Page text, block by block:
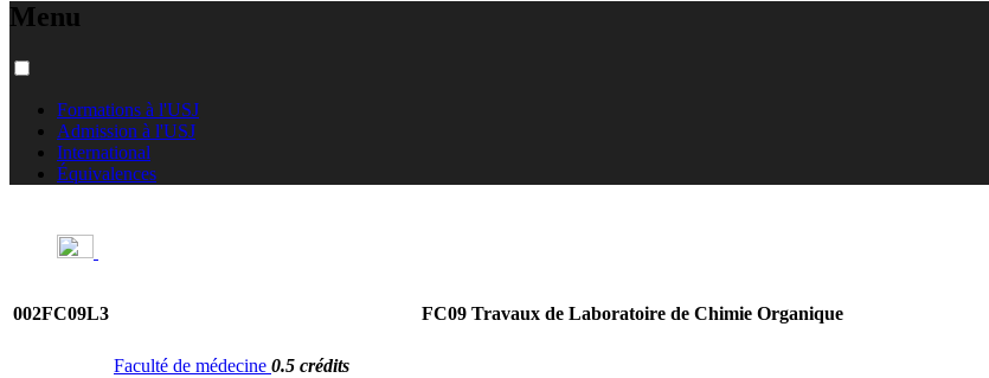
Menu
Formations à l'USJ
Admission à l'USJ
International
Équivalences
002FC09L3 FC09 Travaux de Laboratoire de Chimie Organique
Faculté de médecine 0.5 crédits